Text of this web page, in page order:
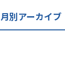
月別アーカイブ